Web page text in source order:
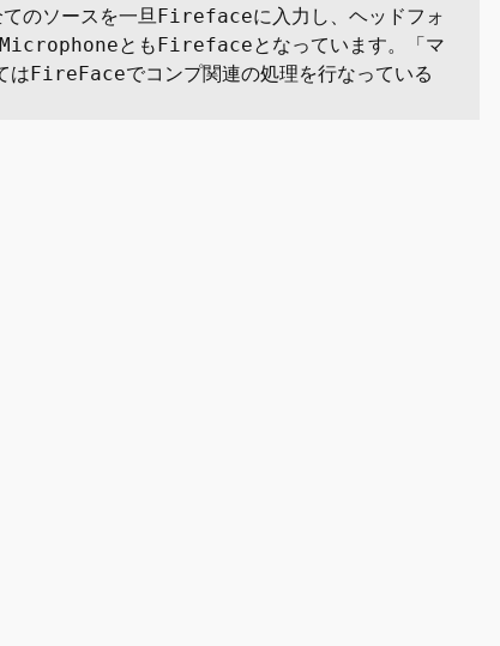
のソースを一旦Firefaceに入力し、ヘッドフォ
MicrophoneともFirefaceとなっています。「マ
はFireFaceでコンプ関連の処理を行なっている